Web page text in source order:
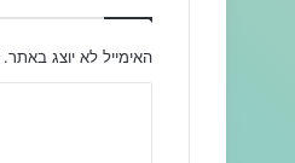
האימייל לא יוצג באתר.